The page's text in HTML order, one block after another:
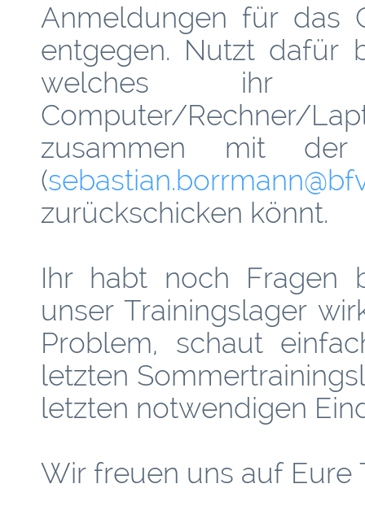
Anmeldungen für das
entgegen. Nutzt dafür
welches ihr
Computer/Rechner/
zusammen mit
(sebastian.borrmann
zurückschicken könnt.
Ihr habt noch Fragen
unser Trainingslager
Problem, schaut
letzten
letzten notwendigen
Wir freuen uns auf Eure